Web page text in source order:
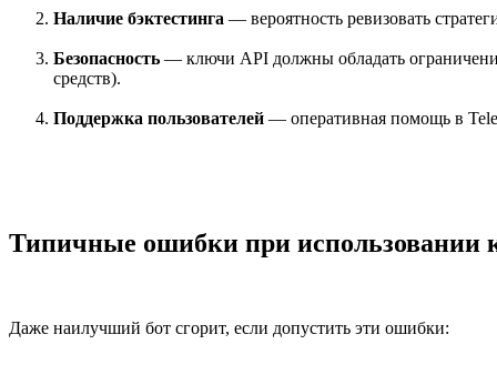
Наличие бэктестинга — вероятность ревизовать
Безопасность — ключи API должны обладать
средств).
Поддержка пользователей — оперативная помощь в
Типичные ошибки при использовании
Даже наилучший бот сгорит, если допустить эти ошибки: